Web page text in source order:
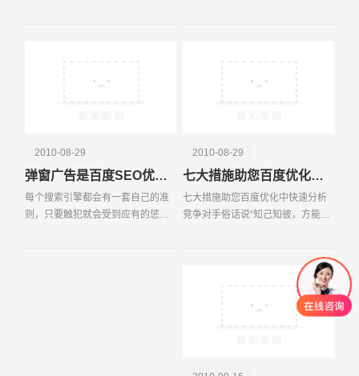
2010-08-29
七大措施助您百度优化中快速分析竞争对手
七大措施助您百度优化中快速分析
竞争对手俗话说“知己知彼，方能百
势？我们总结七大措施入手，一切
2010-08-29
弹窗广告是百度SEO优化的致命伤
每个搜索引擎都会有一套自己的准
则，只要触犯就会受到应有的惩